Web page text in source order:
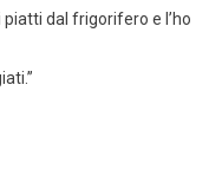
dal frigorifero e l’ho